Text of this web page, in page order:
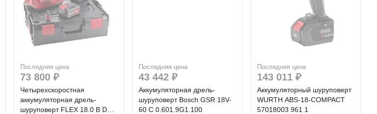
Последняя цена
73 800 ₽
Четырехскоростная
аккумуляторная дрель-
шуруповерт FLEX 18.0 В DD
Последняя цена
43 442 ₽
Аккумуляторная дрель-
шуруповерт Bosch GSR 18V-
60 C 0.601.9G1.100
Последняя цена
143 011 ₽
Аккумуляторный шуруповерт
WURTH ABS-18-COMPACT
57018003 961 1